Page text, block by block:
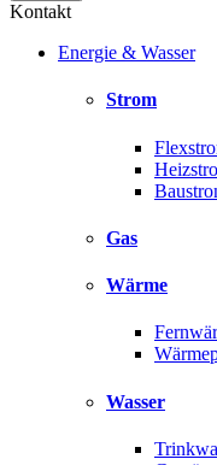
Kontakt
Energie & Wasser
Strom
Gas
Wärme
Wasser